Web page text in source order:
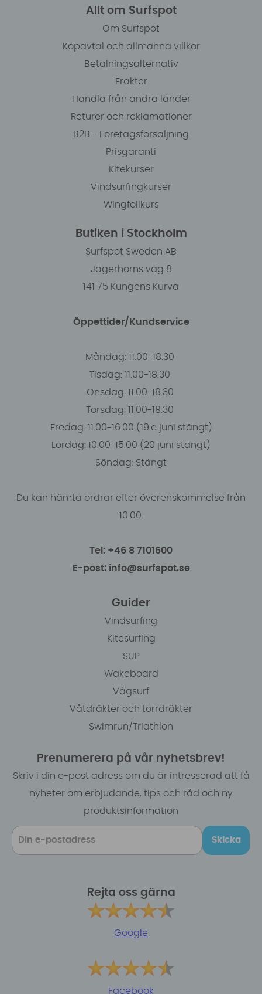
Allt om Surfspot
Om Surfspot
Köpavtal och allmänna villkor
Betalningsalternativ
Frakter
Handla från andra länder
Returer och reklamationer
B2B - Företagsförsäljning
Prisgaranti
Kitekurser
Vindsurfingkurser
Wingfoilkurs
Butiken i Stockholm
Surfspot Sweden AB
Jägerhorns väg 8
141 75 Kungens Kurva
Öppettider/Kundservice
Måndag: 11.00-18.30
Tisdag: 11.00-18.30
Onsdag: 11.00-18.30
Torsdag: 11.00-18.30
Fredag: 11.00-16:00 (19:e juni stängt)
Lördag: 10.00-15.00 (20 juni stängt)
Söndag: Stängt
Du kan hämta ordrar efter överenskommelse från
10.00.
Tel: +46 8 7101600
E-post: info@surfspot.se
Guider
Vindsurfing
Kitesurfing
SUP
Wakeboard
Vågsurf
Våtdräkter och torrdräkter
Swimrun/Triathlon
Prenumerera på vår nyhetsbrev!
Skriv i din e-post adress om du är intresserad att få
nyheter om erbjudande, tips och råd och ny
produktsinformation
Skicka
Rejta oss gärna
Google
Facebook